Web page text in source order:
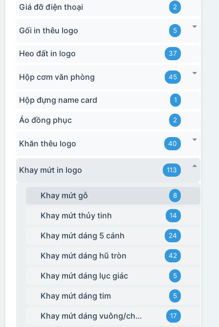
Giá đỡ điện thoại 2
Gối in thêu logo 5
Heo đất in logo 37
Hộp cơm văn phòng 45
Hộp đựng name card 1
Áo đồng phục 2
Khăn thêu logo 40
Khay mứt in logo 113
Khay mứt gỗ 8
Khay mứt thủy tinh 14
Khay mứt dáng 5 cánh 24
Khay mứt dáng hũ tròn 42
Khay mứt dáng lục giác 5
Khay mứt dáng tim 5
Khay mứt dáng vuông/chữ nhật 17